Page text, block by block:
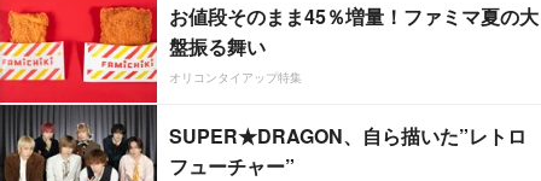
お値段そのまま45％増量！ファミマ夏の大
盤振る舞い
オリコンタイアップ特集
SUPER★DRAGON、自ら描いた”レトロ
フューチャー”